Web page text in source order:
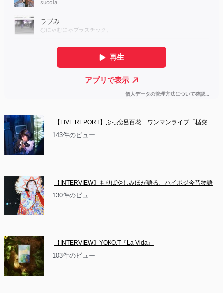
【LIVE REPORT】ぶっ恋呂百花　ワンマンライブ「楯突...
143件のビュー
【INTERVIEW】もりばやしみほが語る、ハイポジ今昔物語
130件のビュー
【INTERVIEW】YOKO.T『La Vida』
103件のビュー